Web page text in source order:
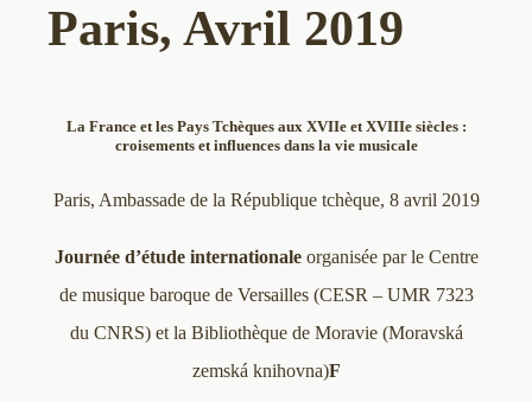
Paris, Avril 2019
La France et les Pays Tchèques aux XVIIe et XVIIIe siècles :
croisements et influences dans la vie musicale
Paris, Ambassade de la République tchèque, 8 avril 2019
Journée d’étude internationale organisée par le Centre
de musique baroque de Versailles (CESR – UMR 7323
du CNRS) et la Bibliothèque de Moravie (Moravská
zemská knihovna)F